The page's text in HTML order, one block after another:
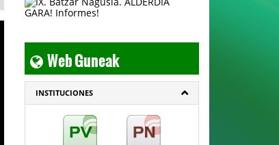
Web Guneak
INSTITUCIONES